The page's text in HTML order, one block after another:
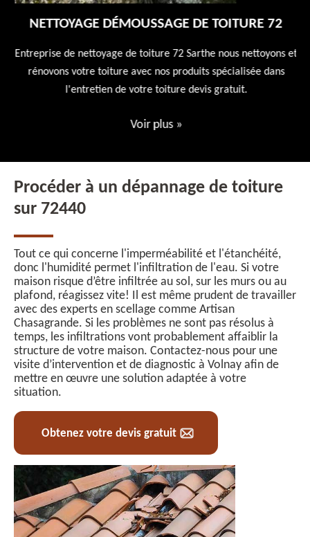
NETTOYAGE DÉMOUSSAGE DE TOITURE 72
Entreprise de nettoyage de toiture 72 Sarthe nous nettoyons et
rénovons votre toiture avec nos produits spécialisée dans
l'entretien de votre toiture devis gratuit.
Voir plus »
Procéder à un dépannage de toiture
sur 72440
Tout ce qui concerne l'imperméabilité et l'étanchéité,
donc l'humidité permet l'infiltration de l'eau. Si votre
maison risque d’être infiltrée au sol, sur les murs ou au
plafond, réagissez vite! Il est même prudent de travailler
avec des experts en scellage comme Artisan
Chasagrande. Si les problèmes ne sont pas résolus à
temps, les infiltrations vont probablement affaiblir la
structure de votre maison. Contactez-nous pour une
visite d’intervention et de diagnostic à Volnay afin de
mettre en œuvre une solution adaptée à votre
situation.
Obtenez votre devis gratuit